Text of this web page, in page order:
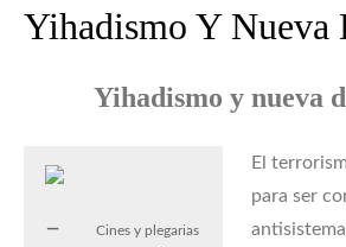
Yihadismo Y Nueva
Yihadismo y nueva
Cines y plegarias
El
para ser